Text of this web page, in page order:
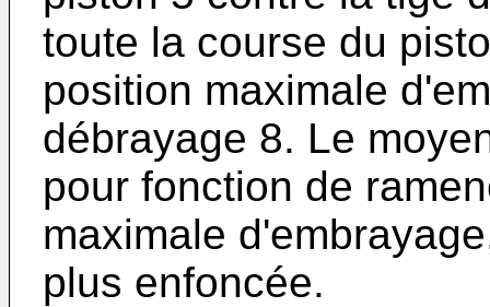
toute la course du
position maximale
débrayage 8. Le
pour fonction de
maximale
plus enfoncée.